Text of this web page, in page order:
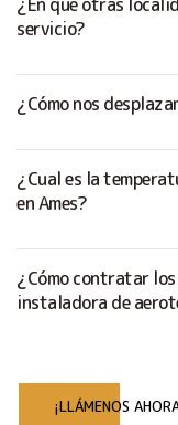
servicio?
¿Cómo nos
¿Cual es la
en Ames?
¿Cómo contratar los
instaladora de
¡LLÁMENOS